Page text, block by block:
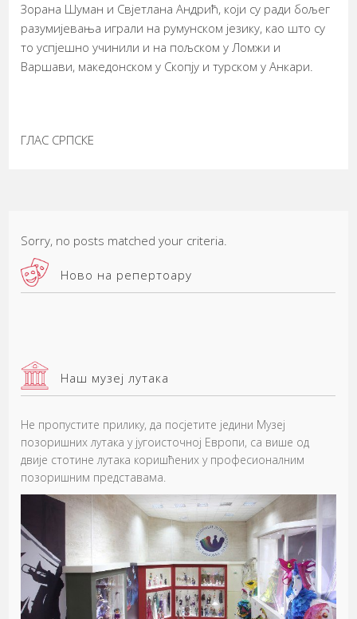
Зорана Шуман и Свјетлана Андрић, који су ради бољег
разумијевања играли на румунском језику, као што су
то успјешно учинили и на пољском у Ломжи и
Варшави, македонском у Скопју и турском у Анкари.
ГЛАС СРПСКЕ
Sorry, no posts matched your criteria.
Ново на репертоару
Наш музеј лутака
Не пропустите прилику, да посјетите једини Музеј
позоришних лутака у југоисточној Европи, са више од
двије стотине лутака коришћених у професионалним
позоришним представама.